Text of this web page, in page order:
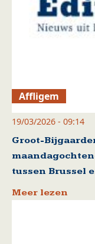
Affligem
19/03/2026 - 09:14
Groot-
tussen Brussel
Meer lezen